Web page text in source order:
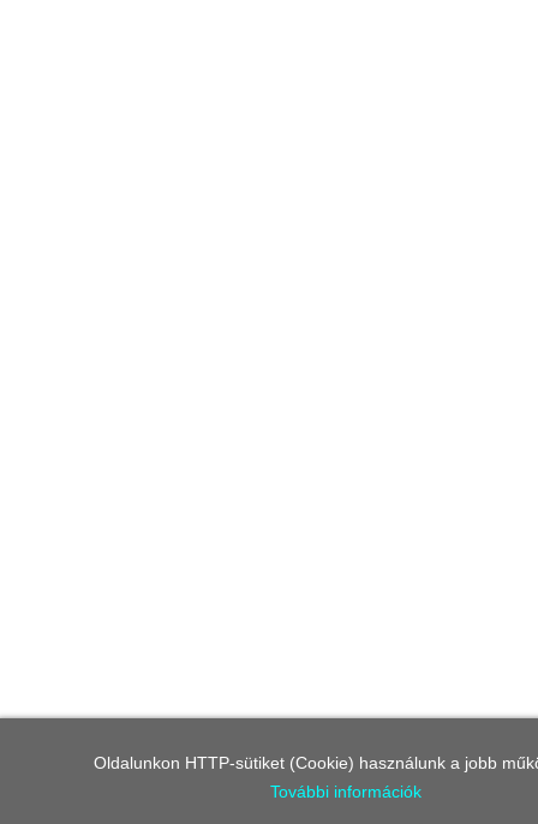
Oldalunkon HTTP-sütiket (Cookie) használunk a jobb
További információk